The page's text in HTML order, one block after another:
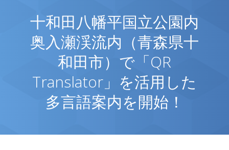
QR Translatorについて
実績一覧
十和田八幡平国立公園内
奥入瀬渓流内（青森県十
和田市）で「QR
Translator」を活用した
多言語案内を開始！